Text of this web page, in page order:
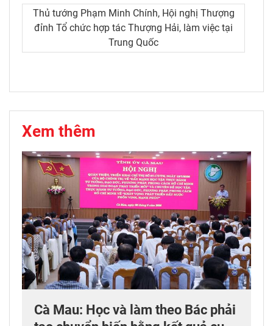
Thủ tướng Phạm Minh Chính, Hội nghị Thượng
đỉnh Tổ chức hợp tác Thượng Hải, làm việc tại
Trung Quốc
Xem thêm
Cà Mau: Học và làm theo Bác phải